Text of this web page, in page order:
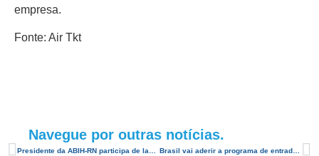
empresa.
Fonte: Air Tkt
Navegue por outras notícias.
Brasil vai aderir a programa de entrada rápida de viajantes nos EUA